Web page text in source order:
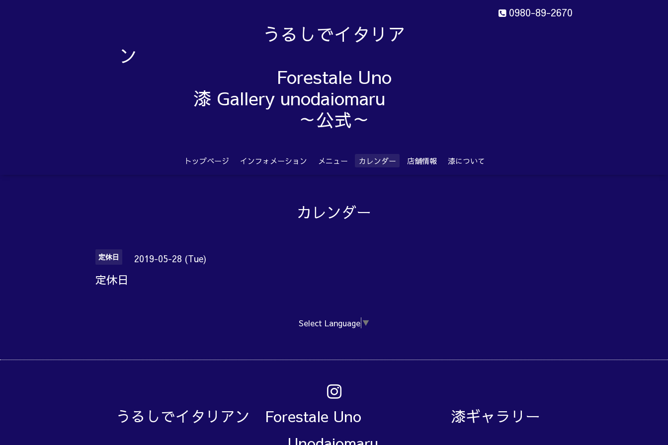
0980-89-2670
うるしでイタリア
ン
Forestale Uno
漆 Gallery unodaiomaru
～公式～
トップページ インフォメーション メニュー カレンダー 店舗情報 漆について
カレンダー
定休日 2019-05-28 (Tue)
定休日
Select Language ▼
うるしでイタリアン Forestale Uno 漆ギャラリー